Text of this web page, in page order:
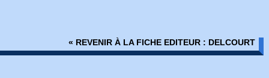
« REVENIR À LA FICHE EDITEUR : DELCOURT